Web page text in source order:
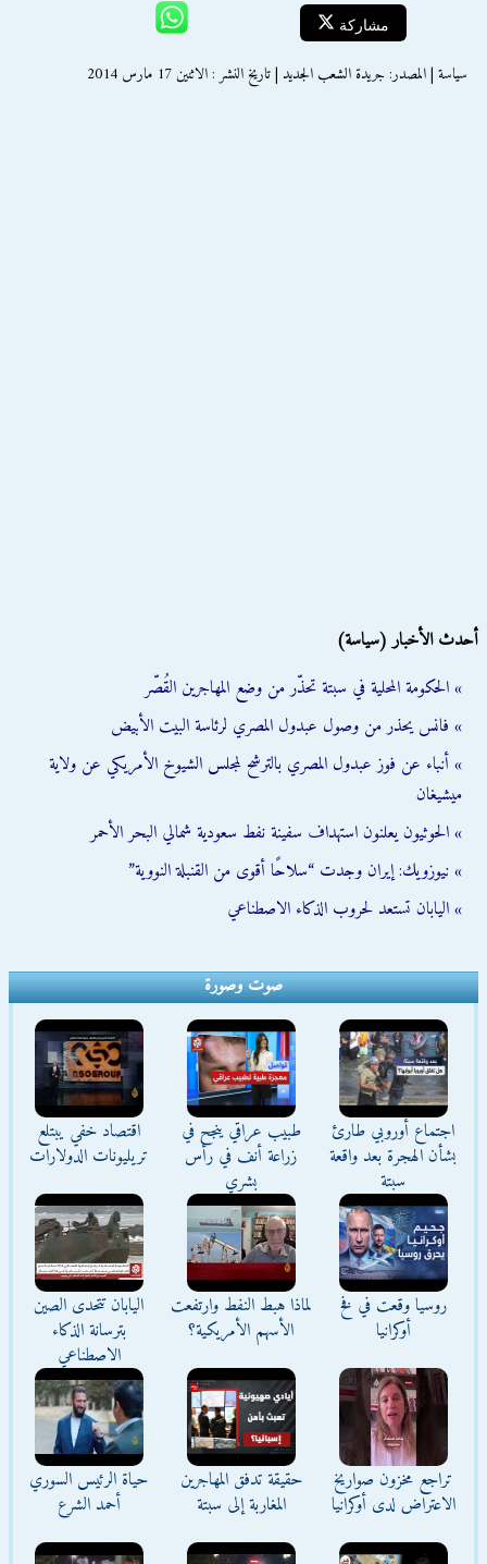
مشاركة
سياسة | المصدر: جريدة الشعب الجديد | تاريخ النشر : الاثنين 17 مارس 2014
أحدث الأخبار (سياسة)
» الحكومة المحلية في سبتة تحذّر من وضع المهاجرين القُصّر
» فانس يحذر من وصول عبدول المصري لرئاسة البيت الأبيض
» أنباء عن فوز عبدول المصري بالترشح لمجلس الشيوخ الأمريكي عن ولاية
ميشيغان
» الحوثيون يعلنون استهداف سفينة نفط سعودية شمالي البحر الأحمر
» نيوزويك: إيران وجدت “سلاحًا أقوى من القنبلة النووية”
» اليابان تستعد لحروب الذكاء الاصطناعي
صوت وصورة
اجتماع أوروبي طارئ
بشأن الهجرة بعد واقعة
سبتة
طبيب عراقي ينجح في
زراعة أنف في رأس
بشري
اقتصاد خفي يبتلع
تريليونات الدولارات
روسيا وقعت في فخ
أوكرانيا
لماذا هبط النفط وارتفعت
الأسهم الأمريكية؟
اليابان تتحدى الصين
بترسانة الذكاء
الاصطناعي
تراجع مخزون صواريخ
الاعتراض لدى أوكرانيا
حقيقة تدفق المهاجرين
المغاربة إلى سبتة
حياة الرئيس السوري
أحمد الشرع